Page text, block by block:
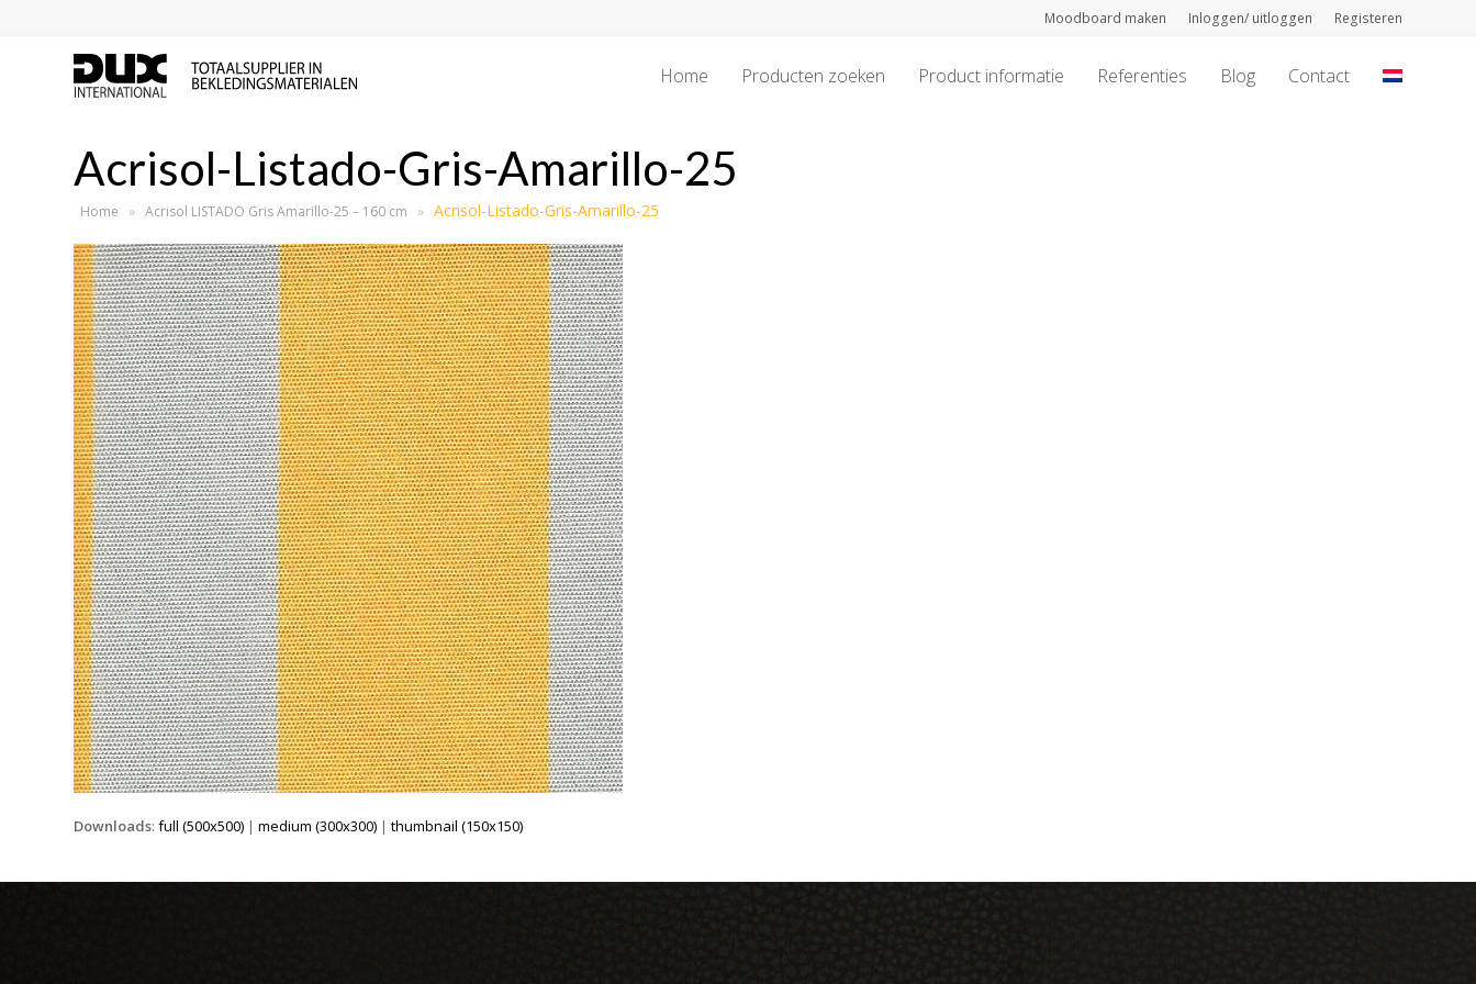
Moodboard maken Inloggen/ uitloggen Registeren
Home Producten zoeken Product informatie Referenties Blog Contact
Acrisol-Listado-Gris-Amarillo-25
Home » Acrisol LISTADO Gris Amarillo-25 – 160 cm » Acrisol-Listado-Gris-Amarillo-25
Downloads:full (500x500) |medium (300x300) |thumbnail (150x150)